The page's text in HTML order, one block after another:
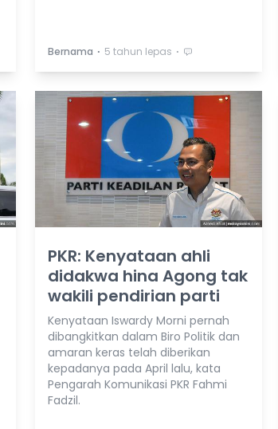
Bernama ⋅ 5 tahun lepas ⋅
PKR: Kenyataan ahli
didakwa hina Agong tak
wakili pendirian parti
Kenyataan Iswardy Morni pernah
dibangkitkan dalam Biro Politik dan
amaran keras telah diberikan
kepadanya pada April lalu, kata
Pengarah Komunikasi PKR Fahmi
Fadzil.